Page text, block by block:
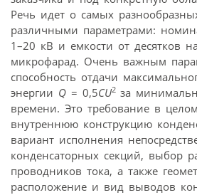
Речь идет о самых
различными параметрами:
1–20 кВ и емкости от десятков
микрофарад. Очень важным
способность отдачи
энергии Q = 0,5CU2 за
времени. Это требование в
внутреннюю конструкцию
вариант исполнения
конденсаторных секций, выбор
проводников тока, а также
расположение и вид выводов